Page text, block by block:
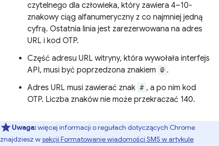
czytelnego dla człowieka, który zawiera 4–10-
znakowy ciąg alfanumeryczny z co najmniej jedną
cyfrą. Ostatnia linia jest zarezerwowana na adres
URL i kod OTP.
Część adresu URL witryny, która wywołała interfejs
API, musi być poprzedzona znakiem @ .
Adres URL musi zawierać znak # , a po nim kod
OTP. Liczba znaków nie może przekraczać 140.
Uwaga:więcej informacji o regułach dotyczących Chrome
znajdziesz wsekcji Formatowanie wiadomości SMS w artykule